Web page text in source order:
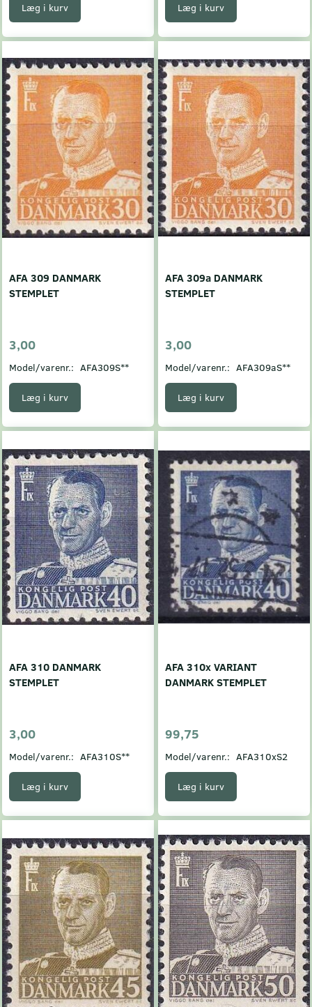
Læg i kurv Læg i kurv
AFA 309 DANMARK
STEMPLET
3,00
Model/varenr.: AFA309S**
Læg i kurv
AFA 309a DANMARK
STEMPLET
3,00
Model/varenr.: AFA309aS**
Læg i kurv
AFA 310 DANMARK
STEMPLET
3,00
Model/varenr.: AFA310S**
Læg i kurv
AFA 310x VARIANT
DANMARK STEMPLET
99,75
Model/varenr.: AFA310xS2
Læg i kurv